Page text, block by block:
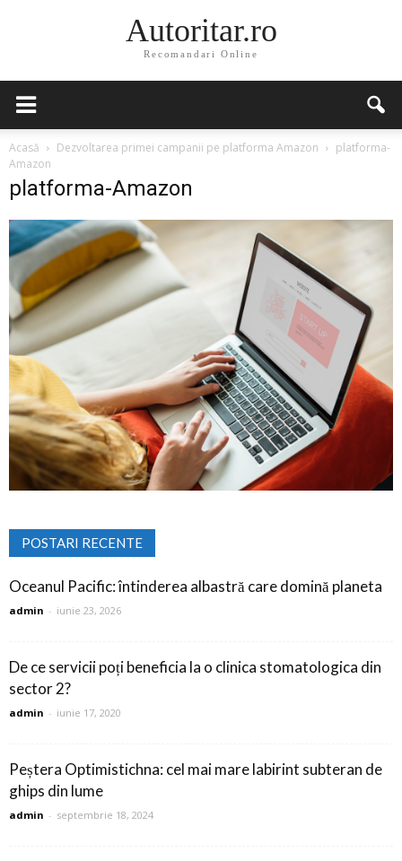
Autoritar.ro
Recomandari Online
Acasă Dezvoltarea primei campanii pe platforma Amazon
platforma-
Amazon
platforma-Amazon
POSTARI RECENTE
Oceanul Pacific: întinderea albastră care domină planeta
admin - iunie 23, 2026
De ce servicii poți beneficia la o clinica stomatologica din
sector 2?
admin - iunie 17, 2020
Peștera Optimistichna: cel mai mare labirint subteran de
ghips din lume
admin - septembrie 18, 2024